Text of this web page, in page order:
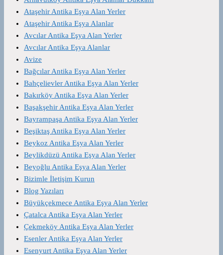
Ataşehir Antika Eşya Alan Yerler
Ataşehir Antika Eşya Alanlar
Avcılar Antika Eşya Alan Yerler
Avcılar Antika Eşya Alanlar
Avize
Bağcılar Antika Eşya Alan Yerler
Bahçelievler Antika Eşya Alan Yerler
Bakırköy Antika Eşya Alan Yerler
Başakşehir Antika Eşya Alan Yerler
Bayrampaşa Antika Eşya Alan Yerler
Beşiktaş Antika Eşya Alan Yerler
Beykoz Antika Eşya Alan Yerler
Beylikdüzü Antika Eşya Alan Yerler
Beyoğlu Antika Eşya Alan Yerler
Bizimle İletişim Kurun
Blog Yazıları
Büyükçekmece Antika Eşya Alan Yerler
Çatalca Antika Eşya Alan Yerler
Çekmeköy Antika Eşya Alan Yerler
Esenler Antika Eşya Alan Yerler
Esenyurt Antika Eşya Alan Yerler